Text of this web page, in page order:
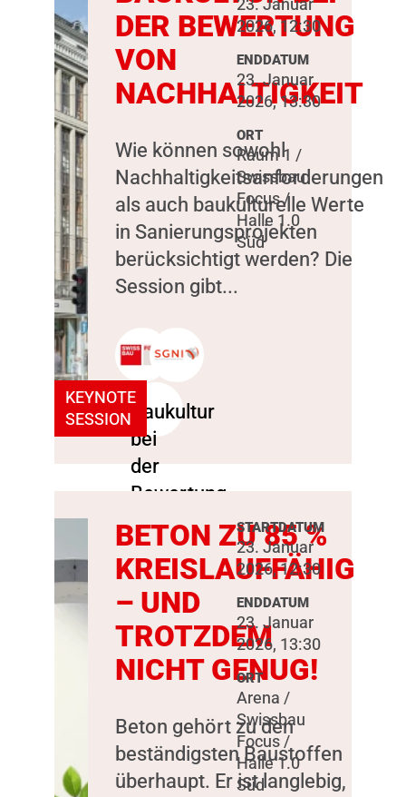
KEYNOTE
SESSION
DER BEWERTUNG
VON
NACHHALTIGKEIT
Wie können sowohl
Nachhaltigkeitsanforderungen
als auch baukulturelle Werte
in Sanierungsprojekten
berücksichtigt werden? Die
Session gibt...
23. Januar
2026, 12:30
ENDDATUM
23. Januar
2026, 13:30
ORT
Raum 1 /
Swissbau
Focus /
Halle 1.0
Süd
BETON ZU 85 %
KREISLAUFFÄHIG
– UND
TROTZDEM
NICHT GENUG!
Beton gehört zu den
beständigsten Baustoffen
überhaupt. Er ist langlebig,
STARTDATUM
23. Januar
2026, 12:30
ENDDATUM
23. Januar
2026, 13:30
ORT
Arena /
Swissbau
Focus /
Halle 1.0
Süd